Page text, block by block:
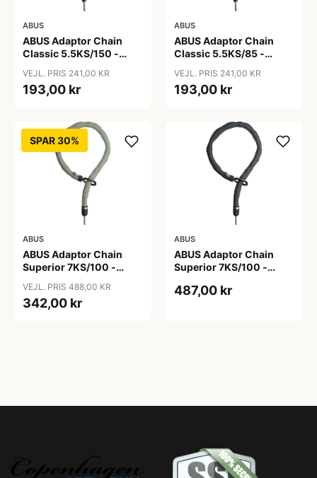
ABUS
ABUS Adaptor Chain
Classic 5.5KS/150 -
VEJL. PRIS 241,00 KR
193,00 kr
ABUS
ABUS Adaptor Chain
Classic 5.5KS/85 -
VEJL. PRIS 241,00 KR
193,00 kr
SPAR 30%
ABUS
ABUS Adaptor Chain
Superior 7KS/100 -
Green
VEJL. PRIS 488,00 KR
342,00 kr
ABUS
ABUS Adaptor Chain
Superior 7KS/100 -
487,00 kr